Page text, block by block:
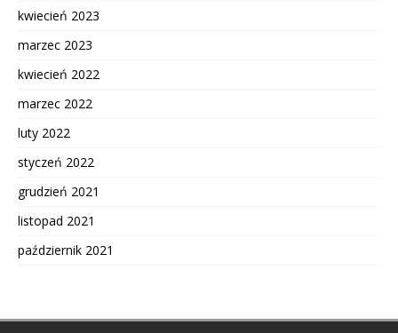
kwiecień 2023
marzec 2023
kwiecień 2022
marzec 2022
luty 2022
styczeń 2022
grudzień 2021
listopad 2021
październik 2021